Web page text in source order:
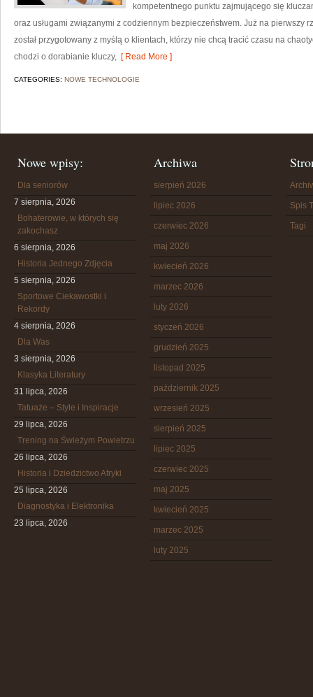
kompetentnego punktu zajmującego się
oraz usługami związanymi z codziennym bezpieczeństwem. Już na pierwszy
został przygotowany z myślą o klientach, którzy nie chcą tracić czasu na
chodzi o dorabianie kluczy, [ Read More ]
CATEGORIES: NOWE TECHNOLOGIE
Nowe wpisy:
Dla seniorów
7 sierpnia, 2026
Bohaterowie, w których się
zakochasz
6 sierpnia, 2026
Historia Jednego Zdjęcia
5 sierpnia, 2026
Sportowe Ciekawostki i
Rekordy
4 sierpnia, 2026
Dla Was
3 sierpnia, 2026
Klasyka Literatury
31 lipca, 2026
Tatuaże – Style i Inspiracje
29 lipca, 2026
Trening na Świeżym Powietrzu
26 lipca, 2026
Historia i Dziedzictwo Afryki
25 lipca, 2026
Diagnostyka i Elektronika
23 lipca, 2026
Archiwa
sierpień 2026
lipiec 2026
czerwiec 2026
maj 2026
kwiecień 2026
marzec 2026
luty 2026
styczeń 2026
grudzień 2025
listopad 2025
październik 2025
wrzesień 2025
sierpień 2025
lipiec 2025
czerwiec 2025
maj 2025
kwiecień 2025
marzec 2025
luty 2025
Spis
Tagi